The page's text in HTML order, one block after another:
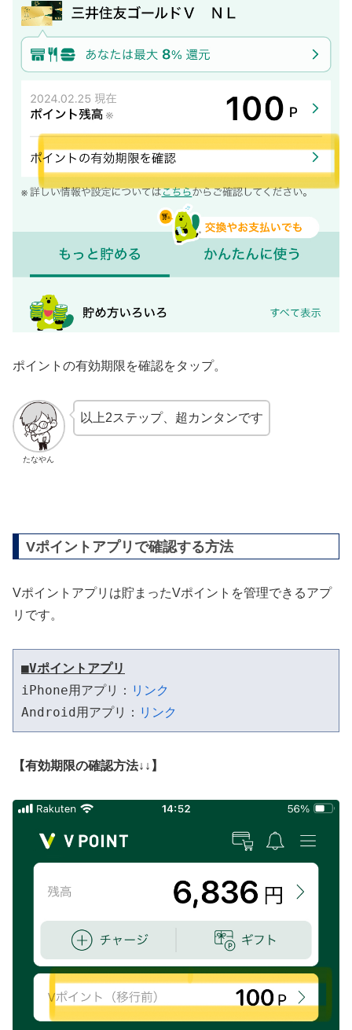
ポイントの有効期限を確認をタップ。
たなやん
以上2ステップ、超カンタンです
Vポイントアプリで確認する方法
Vポイントアプリは貯まったVポイントを管理できるアプ
リです。
■Vポイントアプリ
iPhone用アプリ： リンク
Android用アプリ： リンク
【有効期限の確認方法↓↓】